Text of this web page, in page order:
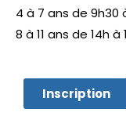
4 à 7 ans de 9h30
8 à 11 ans de 14h à
Inscription